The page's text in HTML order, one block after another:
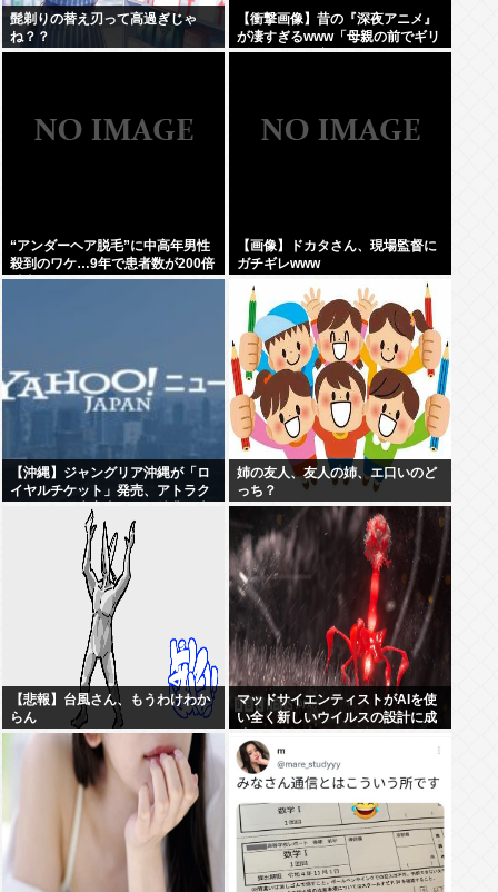
髭剃りの替え刃って高過ぎじゃ
ね？？
【衝撃画像】昔の『深夜アニメ』
が凄すぎるwww「母親の前でギリ
ギリ見れる深夜アニメ」がこち
“アンダーヘア脱毛”に中高年男性
殺到のワケ…9年で患者数が200倍
以上
【画像】ドカタさん、現場監督に
ガチギレwww
【沖縄】ジャングリア沖縄が「ロ
イヤルチケット」発売、アトラク
ションの優先案内などの特典…大
人2万9700円
姉の友人、友人の姉、エ口いのど
っち？
【悲報】台風さん、もうわけわか
らん
マッドサイエンティストがAIを使
い全く新しいウイルスの設計に成